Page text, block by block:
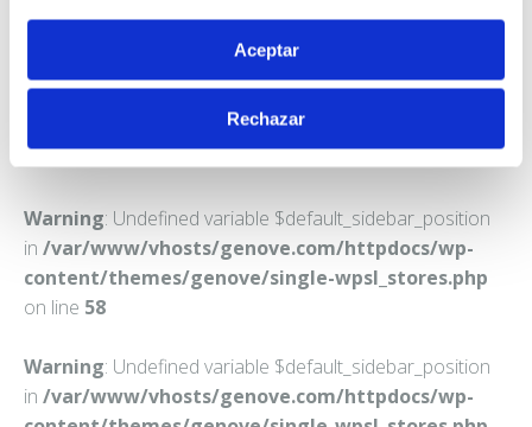
Aceptar
Rechazar
Warning: Undefined variable $default_sidebar_position
in /var/www/vhosts/genove.com/httpdocs/wp-
content/themes/genove/single-wpsl_stores.php
on line 58
Warning: Undefined variable $default_sidebar_position
in /var/www/vhosts/genove.com/httpdocs/wp-